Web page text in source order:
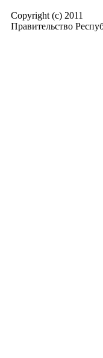
Copyright (c) 2011
Правительство